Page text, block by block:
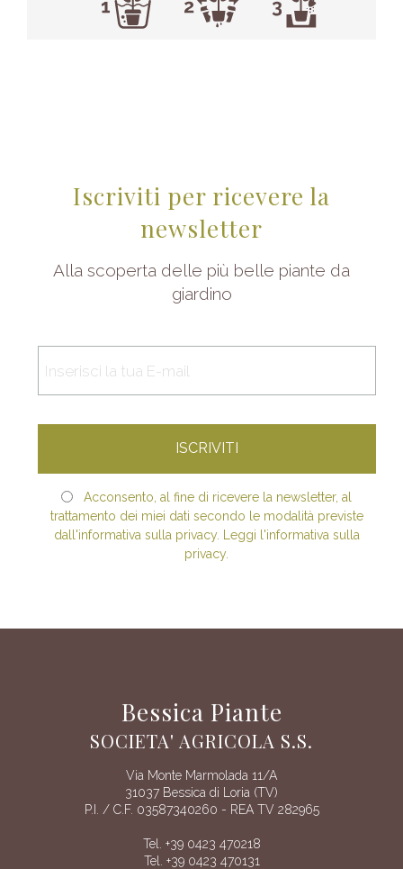
Iscriviti per ricevere la
newsletter
Alla scoperta delle più belle piante da
giardino
Acconsento, al fine di ricevere la newsletter, al
trattamento dei miei dati secondo le modalità previste
dall'informativa sulla privacy. Leggi l'informativa sulla
privacy.
Bessica Piante
SOCIETA' AGRICOLA S.S.
Via Monte Marmolada 11/A
31037 Bessica di Loria (TV)
P.I. / C.F. 03587340260 - REA TV 282965
Tel. +39 0423 470218
Tel. +39 0423 470131